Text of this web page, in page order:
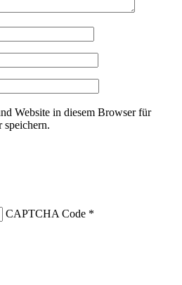
Website in diesem Browser für
speichern.
CAPTCHA Code *